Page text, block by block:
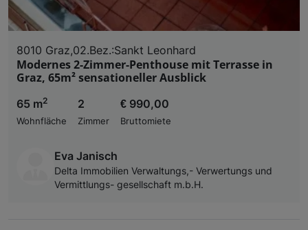
8010 Graz,02.Bez.:Sankt Leonhard
Modernes 2-Zimmer-Penthouse mit Terrasse in
Graz, 65m² sensationeller Ausblick
65 m2
Wohnfläche
2
Zimmer
€ 990,00
Bruttomiete
Eva Janisch
Delta Immobilien Verwaltungs,- Verwertungs und
Vermittlungs- gesellschaft m.b.H.